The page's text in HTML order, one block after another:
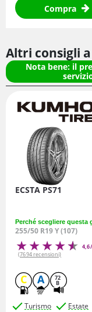
Compra
Altri consigli
Nota bene: il
ECSTA PS71
Perché scegliere questa
255/50 R19 Y (107)
(7694 recensioni)
C A 72
B
Turismo Estate